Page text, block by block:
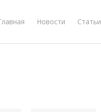
Новости Статьи